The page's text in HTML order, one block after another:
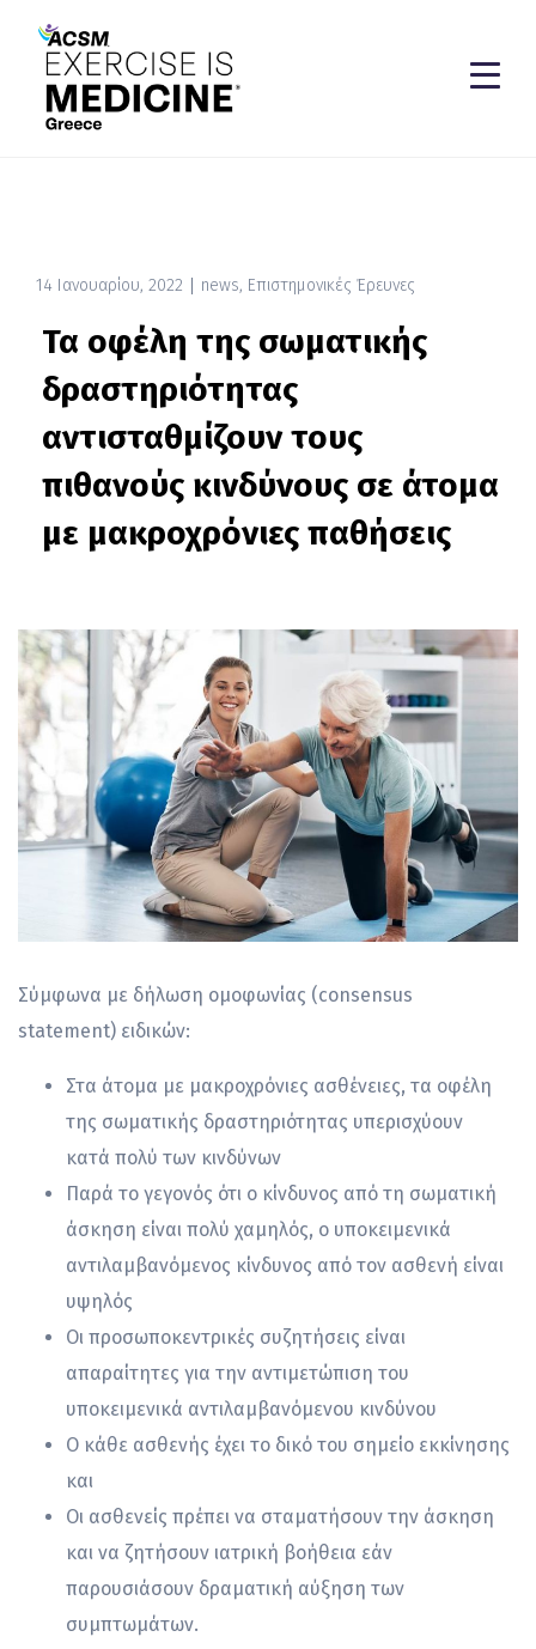
14 Ιανουαρίου, 2022 news, Επιστημονικές Έρευνες
Τα οφέλη της σωματικής
δραστηριότητας
αντισταθμίζουν τους
πιθανούς κινδύνους σε άτομα
με μακροχρόνιες παθήσεις
Σύμφωνα με δήλωση ομοφωνίας (consensus
statement) ειδικών:
Στα άτομα με μακροχρόνιες ασθένειες, τα οφέλη
της σωματικής δραστηριότητας υπερισχύουν
κατά πολύ των κινδύνων
Παρά το γεγονός ότι ο κίνδυνος από τη σωματική
άσκηση είναι πολύ χαμηλός, ο υποκειμενικά
αντιλαμβανόμενος κίνδυνος από τον ασθενή είναι
υψηλός
Οι προσωποκεντρικές συζητήσεις είναι
απαραίτητες για την αντιμετώπιση του
υποκειμενικά αντιλαμβανόμενου κινδύνου
Ο κάθε ασθενής έχει το δικό του σημείο εκκίνησης
και
Οι ασθενείς πρέπει να σταματήσουν την άσκηση
και να ζητήσουν ιατρική βοήθεια εάν
παρουσιάσουν δραματική αύξηση των
συμπτωμάτων.